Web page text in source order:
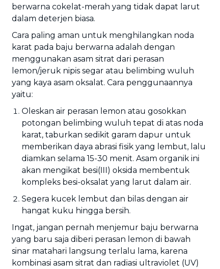
berwarna cokelat-merah yang tidak dapat larut
dalam deterjen biasa.
Cara paling aman untuk menghilangkan noda
karat pada baju berwarna adalah dengan
menggunakan asam sitrat dari perasan
lemon/jeruk nipis segar atau belimbing wuluh
yang kaya asam oksalat. Cara penggunaannya
yaitu:
Oleskan air perasan lemon atau gosokkan
potongan belimbing wuluh tepat di atas noda
karat, taburkan sedikit garam dapur untuk
memberikan daya abrasi fisik yang lembut, lalu
diamkan selama 15-30 menit. Asam organik ini
akan mengikat besi(III) oksida membentuk
kompleks besi-oksalat yang larut dalam air.
Segera kucek lembut dan bilas dengan air
hangat kuku hingga bersih.
Ingat, jangan pernah menjemur baju berwarna
yang baru saja diberi perasan lemon di bawah
sinar matahari langsung terlalu lama, karena
kombinasi asam sitrat dan radiasi ultraviolet (UV)